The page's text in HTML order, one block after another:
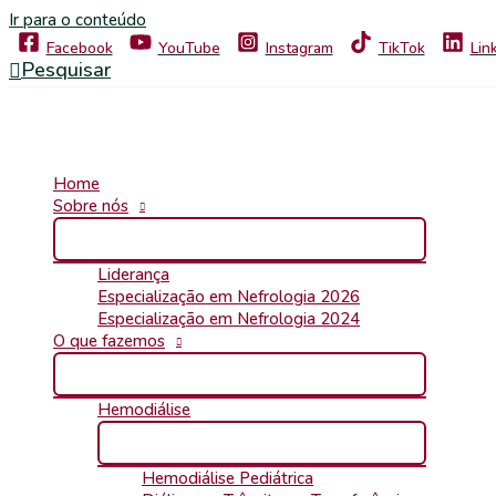
Ir para o conteúdo
Facebook YouTube Instagram TikTok
Pesquisar
Home
Sobre nós
Liderança
Especialização em Nefrologia 2026
Especialização em Nefrologia 2024
O que fazemos
Hemodiálise
Hemodiálise Pediátrica